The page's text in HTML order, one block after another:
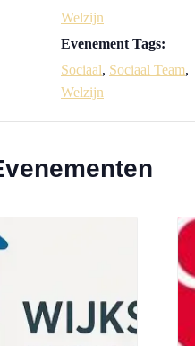
Welzijn
Evenement Tags:
Sociaal, Sociaal Team,
Welzijn